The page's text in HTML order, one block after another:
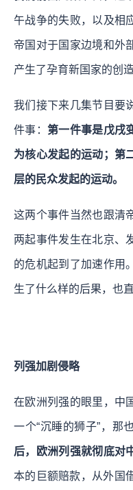
午战争的失败，以及相
帝国对于国家边境和外
产生了孕育新国家的创造
我们接下来几集节目要
件事： 第一件事是戊戌
为核心发起的运动；第
层的民众发起的运动。
这两个事件当然也跟清
两起事件发生在北京、
的危机起到了加速作用
生了什么样的后果，也
列强加剧侵略
在欧洲列强的眼里，中
一个“沉睡的狮子”，那
后，欧洲列强就彻底对
本的巨额赔款，从外国